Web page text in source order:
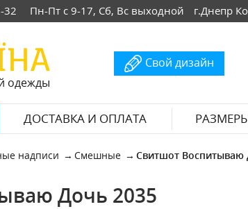
32 Пн-Пт с 9-17, Сб, Вс выходной г.Днепр
одежды
Свой дизайн
ДОСТАВКА И ОПЛАТА
надписи Смешные Свитшот Воспитываю
Дочь 2035